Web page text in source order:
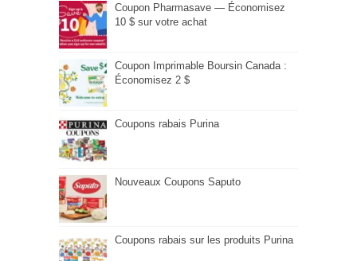
Coupon Pharmasave — Économisez
10 $ sur votre achat
Coupon Imprimable Boursin Canada :
Économisez 2 $
Coupons rabais Purina
Nouveaux Coupons Saputo
Coupons rabais sur les produits Purina